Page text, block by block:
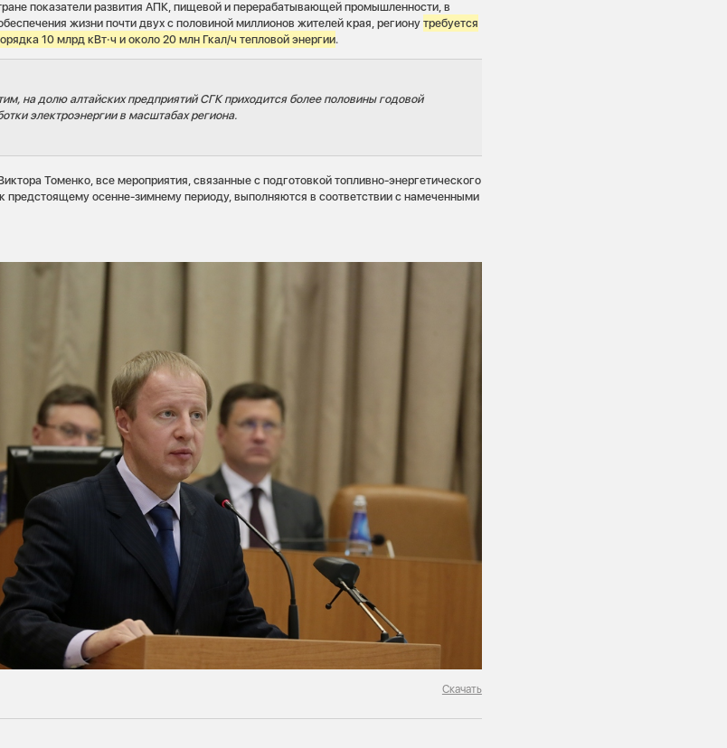
показатели развития АПК, пищевой и перерабатывающей промышленности, в
жизни почти двух с половиной миллионов жителей края, регионутребуется
10 млрд кВт·ч и около 20 млн Гкал/ч тепловой энергии.
на долю алтайских предприятий СГК приходится более половины годовой
электроэнергии в масштабах региона.
Томенко, все мероприятия, связанные с подготовкой топливно-энергетического
предстоящему осенне-зимнему периоду, выполняются в соответствии с намеченными
Скачать